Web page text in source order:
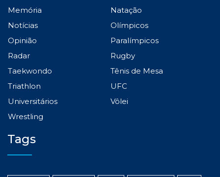
Memória
Natação
Notícias
Olímpicos
Opinião
Paralímpicos
Radar
Rugby
Taekwondo
Tênis de Mesa
Triathlon
UFC
Universitários
Vôlei
Wrestling
Tags